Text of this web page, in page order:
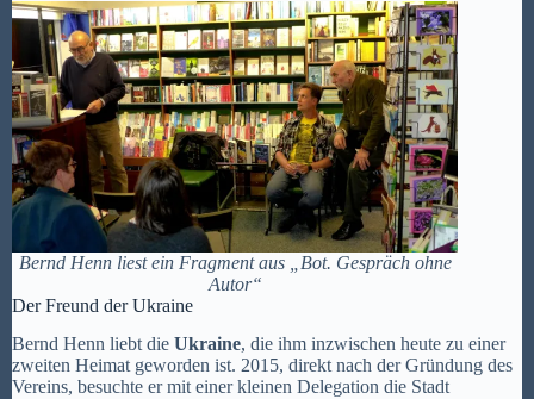
Bernd Henn liest ein Fragment aus „Bot. Gespräch ohne
Autor“
Der Freund der Ukraine
Bernd Henn liebt die Ukraine, die ihm inzwischen heute zu einer
zweiten Heimat geworden ist. 2015, direkt nach der Gründung des
Vereins, besuchte er mit einer kleinen Delegation die Stadt